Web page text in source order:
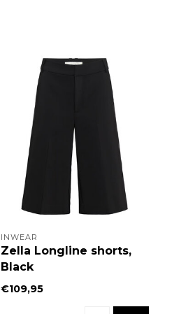
INWEAR
Zella Longline shorts,
Black
€109,95